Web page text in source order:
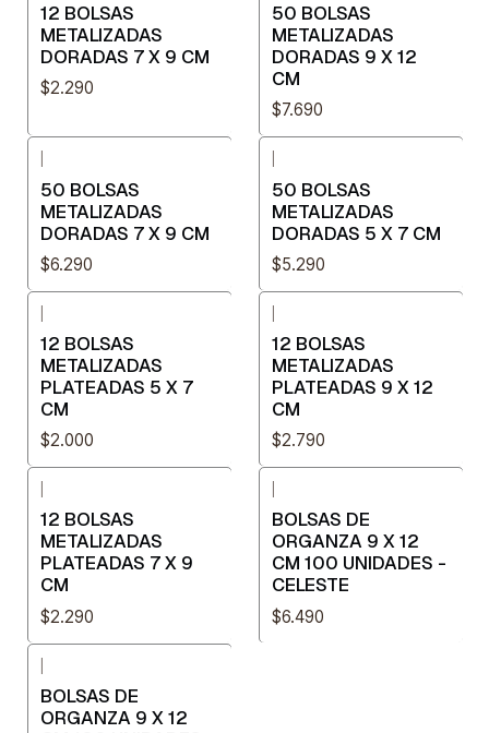
12 BOLSAS
METALIZADAS
DORADAS 7 X 9 CM
$2.290
50 BOLSAS
METALIZADAS
DORADAS 9 X 12
CM
$7.690
50 BOLSAS
METALIZADAS
DORADAS 7 X 9 CM
$6.290
50 BOLSAS
METALIZADAS
DORADAS 5 X 7 CM
$5.290
12 BOLSAS
METALIZADAS
PLATEADAS 5 X 7
CM
$2.000
12 BOLSAS
METALIZADAS
PLATEADAS 9 X 12
CM
$2.790
12 BOLSAS
METALIZADAS
PLATEADAS 7 X 9
CM
$2.290
BOLSAS DE
ORGANZA 9 X 12
CM 100 UNIDADES -
CELESTE
$6.490
BOLSAS DE
ORGANZA 9 X 12